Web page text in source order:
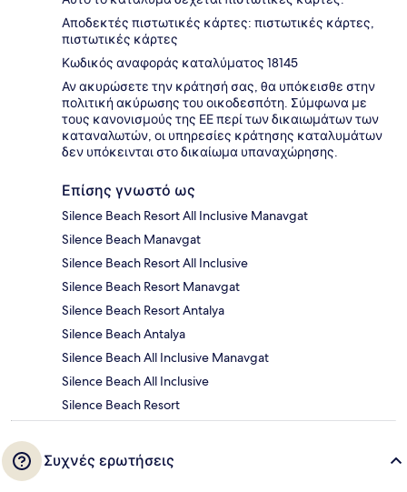
Αποδεκτές πιστωτικές κάρτες: πιστωτικές κάρτες,
πιστωτικές κάρτες
Κωδικός αναφοράς καταλύματος 18145
Αν ακυρώσετε την κράτησή σας, θα υπόκεισθε στην
πολιτική ακύρωσης του οικοδεσπότη. Σύμφωνα με
τους κανονισμούς της ΕΕ περί των δικαιωμάτων των
καταναλωτών, οι υπηρεσίες κράτησης καταλυμάτων
δεν υπόκεινται στο δικαίωμα υπαναχώρησης.
Επίσης γνωστό ως
Silence Beach Resort All Inclusive Manavgat
Silence Beach Manavgat
Silence Beach Resort All Inclusive
Silence Beach Resort Manavgat
Silence Beach Resort Antalya
Silence Beach Antalya
Silence Beach All Inclusive Manavgat
Silence Beach All Inclusive
Silence Beach Resort
Συχνές ερωτήσεις